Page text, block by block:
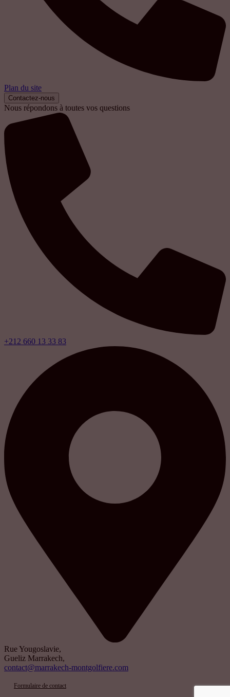
Plan du site
Contactez-nous
Nous répondons à toutes vos questions
+212 660 13 33 83
Rue Yougoslavie,
Gueliz Marrakech,
contact@marrakech-montgolfiere.com
Formulaire de contact